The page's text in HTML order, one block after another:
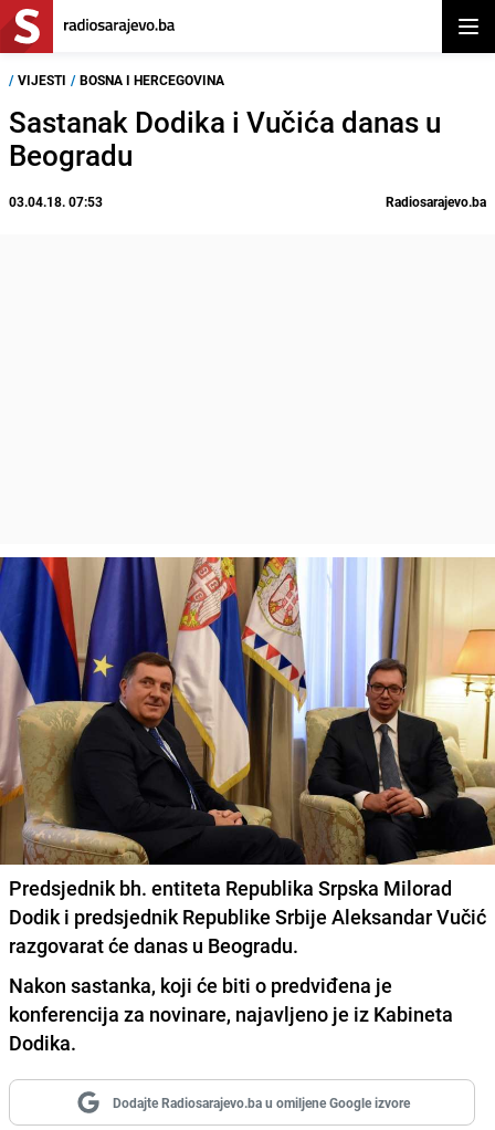
/ VIJESTI / BOSNA I HERCEGOVINA
Sastanak Dodika i Vučića danas u
Beogradu
03.04.18. 07:53 Radiosarajevo.ba
Predsjednik bh. entiteta Republika Srpska Milorad
Dodik i predsjednik Republike Srbije Aleksandar Vučić
razgovarat će danas u Beogradu.
Nakon sastanka, koji će biti o predviđena je
konferencija za novinare, najavljeno je iz Kabineta
Dodika.
Dodajte Radiosarajevo.ba u omiljene Google izvore